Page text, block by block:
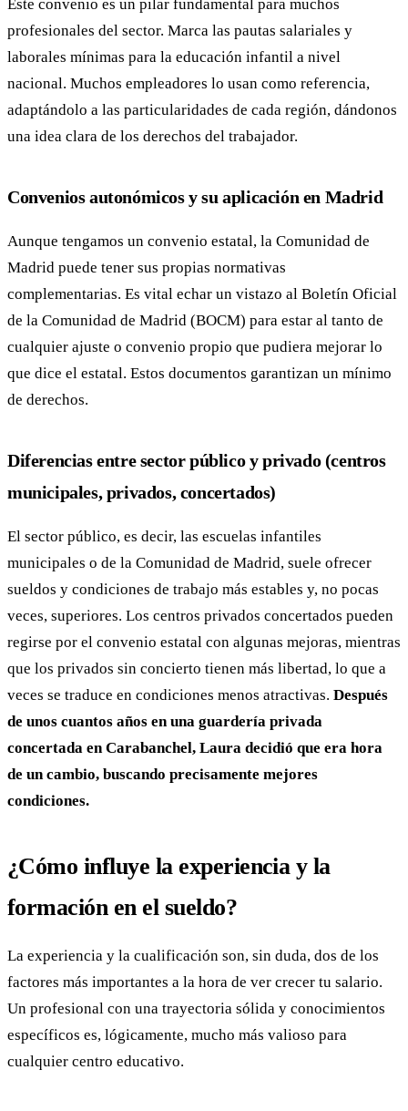
Este convenio es un pilar fundamental para muchos
profesionales del sector. Marca las pautas salariales y
laborales mínimas para la educación infantil a nivel
nacional. Muchos empleadores lo usan como referencia,
adaptándolo a las particularidades de cada región, dándonos
una idea clara de los derechos del trabajador.
Convenios autonómicos y su aplicación en Madrid
Aunque tengamos un convenio estatal, la Comunidad de
Madrid puede tener sus propias normativas
complementarias. Es vital echar un vistazo al Boletín Oficial
de la Comunidad de Madrid (BOCM) para estar al tanto de
cualquier ajuste o convenio propio que pudiera mejorar lo
que dice el estatal. Estos documentos garantizan un mínimo
de derechos.
Diferencias entre sector público y privado (centros
municipales, privados, concertados)
El sector público, es decir, las escuelas infantiles
municipales o de la Comunidad de Madrid, suele ofrecer
sueldos y condiciones de trabajo más estables y, no pocas
veces, superiores. Los centros privados concertados pueden
regirse por el convenio estatal con algunas mejoras, mientras
que los privados sin concierto tienen más libertad, lo que a
veces se traduce en condiciones menos atractivas. Después
de unos cuantos años en una guardería privada
concertada en Carabanchel, Laura decidió que era hora
de un cambio, buscando precisamente mejores
condiciones.
¿Cómo influye la experiencia y la
formación en el sueldo?
La experiencia y la cualificación son, sin duda, dos de los
factores más importantes a la hora de ver crecer tu salario.
Un profesional con una trayectoria sólida y conocimientos
específicos es, lógicamente, mucho más valioso para
cualquier centro educativo.